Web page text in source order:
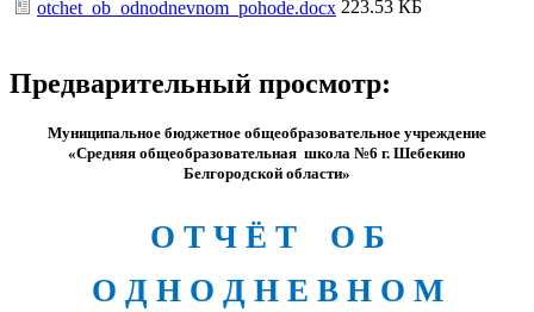
otchet_ob_odnodnevnom_pohode.docx 223.53 КБ
Предварительный просмотр:
Муниципальное бюджетное общеобразовательное учреждение
«Средняя общеобразовательная школа №6 г. Шебекино
Белгородской области»
О Т Ч Ё Т О Б
О Д Н О Д Н Е В Н О М